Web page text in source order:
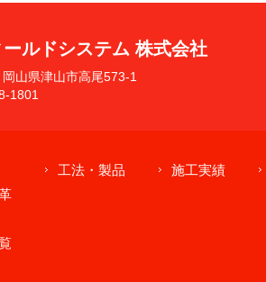
ールドシステム 株式会社
山県津山市高尾573-1
1801
工法・製品 施工実績